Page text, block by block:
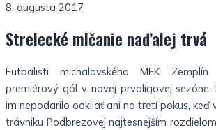
8. augusta 2017
Strelecké mlčanie naďalej trvá
Futbalisti michalovského MFK
premiérový gól v novej prvoligovej sezóne.
im nepodarilo odkliať ani na tretí pokus, keď
trávniku Podbrezovej najtesnejším